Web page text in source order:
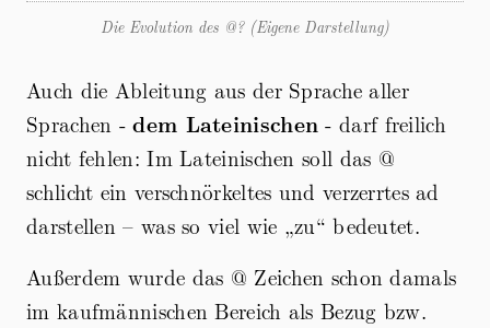
Die Evolution des @? (Eigene Darstellung)
Auch die Ableitung aus der Sprache aller
Sprachen -dem Lateinischen - darf freilich
nicht fehlen: Im Lateinischen soll das @
schlicht ein verschnörkeltes und verzerrtes ad
darstellen – was so viel wie „zu“ bedeutet.
Außerdem wurde das @ Zeichen schon damals
im kaufmännischen Bereich als Bezug bzw.